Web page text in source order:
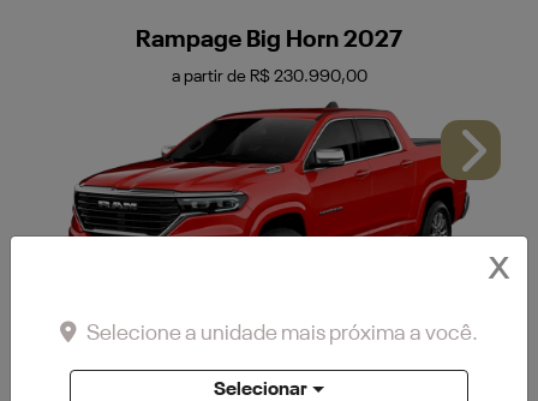
Rampage Big Horn 2027
a partir de R$ 230.990,00
Vermelho Flame
Next
X
Selecione a unidade mais próxima a você.
Selecionar